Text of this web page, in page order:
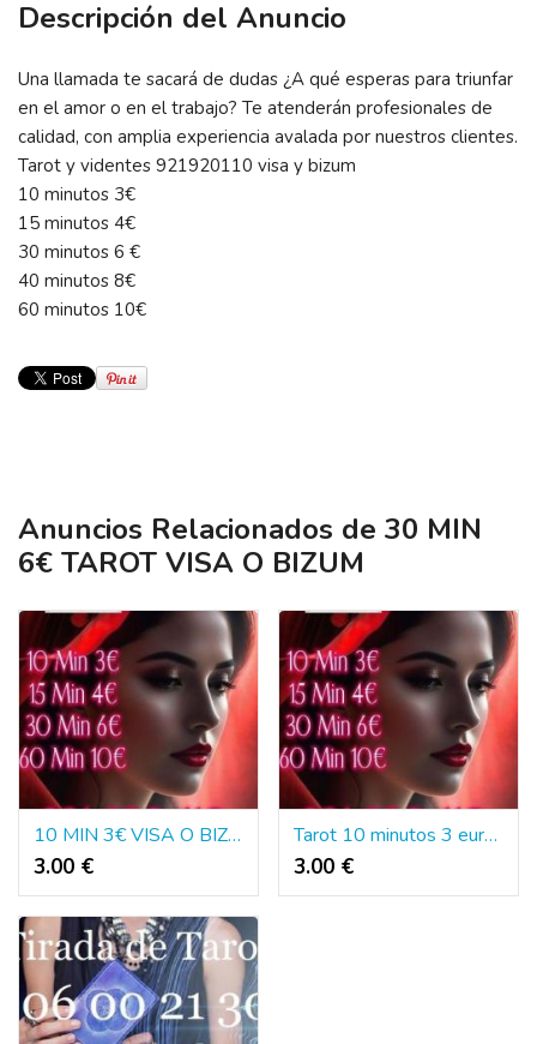
Descripción del Anuncio
Una llamada te sacará de dudas ¿A qué esperas para triunfar
en el amor o en el trabajo? Te atenderán profesionales de
calidad, con amplia experiencia avalada por nuestros clientes.
Tarot y videntes 921920110 visa y bizum
10 minutos 3€
15 minutos 4€
30 minutos 6 €
40 minutos 8€
60 minutos 10€
Anuncios Relacionados de 30 MIN
6€ TAROT VISA O BIZUM
10 MIN 3€ VISA O BIZUM TAROT 24 HORAS
3.00 €
Tarot 10 minutos 3 euros visa o bizum
3.00 €